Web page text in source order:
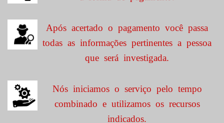
Após acertado o pagamento você passa
todas as informações pertinentes a pessoa
que será investigada.
Nós iniciamos o serviço pelo tempo
combinado e utilizamos os recursos
indicados.